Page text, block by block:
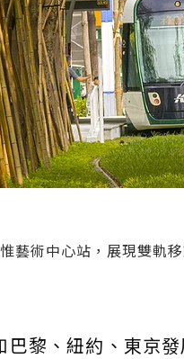
藝術中心站，展現雙軌
巴黎、紐約、東京